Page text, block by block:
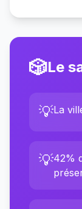
🎲Le
💡La
💡42%